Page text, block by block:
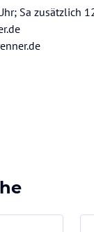
Sa zusätzlich